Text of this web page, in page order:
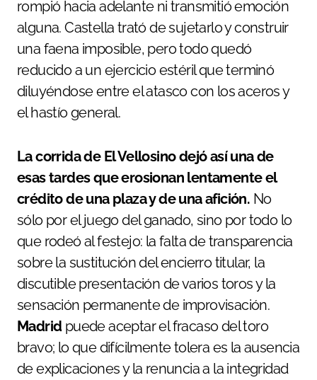
rompió hacia adelante ni transmitió emoción
alguna. Castella trató de sujetarlo y construir
una faena imposible, pero todo quedó
reducido a un ejercicio estéril que terminó
diluyéndose entre el atasco con los aceros y
el hastío general.
La corrida de El Vellosino dejó así una de
esas tardes que erosionan lentamente el
crédito de una plaza y de una afición. No
sólo por el juego del ganado, sino por todo lo
que rodeó al festejo: la falta de transparencia
sobre la sustitución del encierro titular, la
discutible presentación de varios toros y la
sensación permanente de improvisación.
Madrid puede aceptar el fracaso del toro
bravo; lo que difícilmente tolera es la ausencia
de explicaciones y la renuncia a la integridad